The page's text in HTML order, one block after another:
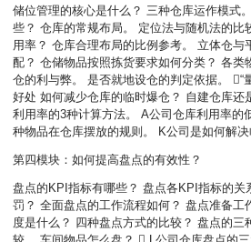
储位管理的核心是什么？ 三种仓库运作模式
些？ 仓库的常规布局。 定位法与随机法的比
用率？ 仓库合理布局的比例参考。 立体仓与
配？ 仓储物品按照拣货要求如何分类？ 各类
仓的利与弊。 是否就地设仓的判定依据。 “
好处 如何减少仓库的临时爆仓？ 自建仓库还
利用率的3种计算方法。 A公司仓库利用率的
种物品在仓库摆放的规则。 K公司是如何解决
第四模块：如何提高盘点的有效性？
盘点的KPI指标有哪些？ 盘点各KPI指标的关
罚？ 全面盘点的工作流程如何？ 盘点准备工
度是什么？ 四种盘点方式的比较？ 盘点的三